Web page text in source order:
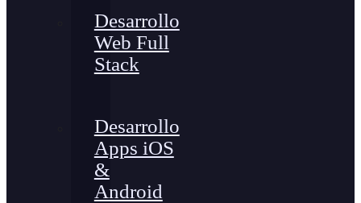
Desarrollo
Web Full
Stack
Desarrollo
Apps iOS
&
Android